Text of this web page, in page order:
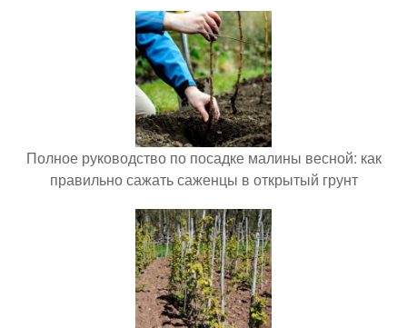
Полное руководство по посадке малины весной: как
правильно сажать саженцы в открытый грунт